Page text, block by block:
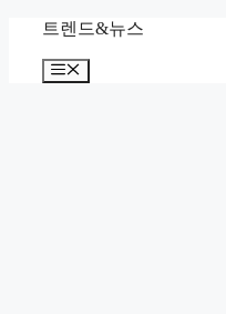
트렌드&뉴스
메